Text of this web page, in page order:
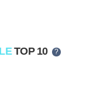
TOP 10 ?